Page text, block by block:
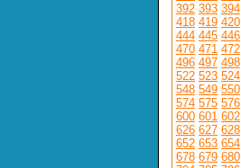
392 393 394
418 419 420
444 445 446
470 471 472
496 497 498
522 523 524
548 549 550
574 575 576
600 601 602
626 627 628
652 653 654
678 679 680